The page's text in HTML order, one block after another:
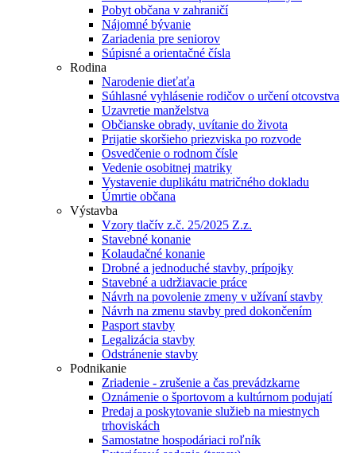
Pobyt občana v zahraničí
Nájomné bývanie
Zariadenia pre seniorov
Súpisné a orientačné čísla
Rodina
Narodenie dieťaťa
Súhlasné vyhlásenie rodičov o určení otcovstva
Uzavretie manželstva
Občianske obrady, uvítanie do života
Prijatie skoršieho priezviska po rozvode
Osvedčenie o rodnom čísle
Vedenie osobitnej matriky
Vystavenie duplikátu matričného dokladu
Úmrtie občana
Výstavba
Vzory tlačív z.č. 25/2025 Z.z.
Stavebné konanie
Kolaudačné konanie
Drobné a jednoduché stavby, prípojky
Stavebné a udržiavacie práce
Návrh na povolenie zmeny v užívaní stavby
Návrh na zmenu stavby pred dokončením
Pasport stavby
Legalizácia stavby
Odstránenie stavby
Podnikanie
Zriadenie - zrušenie a čas prevádzkarne
Oznámenie o športovom a kultúrnom podujatí
Predaj a poskytovanie služieb na miestnych
trhoviskách
Samostatne hospodáriaci roľník